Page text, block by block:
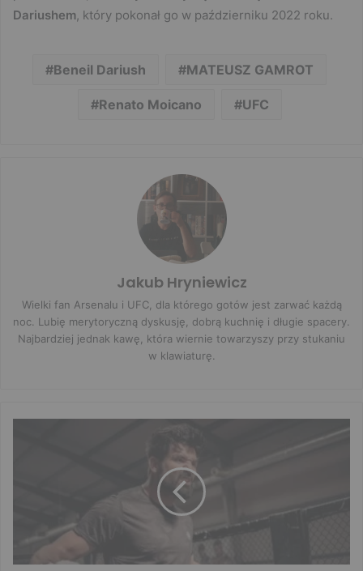
Dariushem, który pokonał go w październiku 2022 roku.
Beneil Dariush MATEUSZ GAMROT
Renato Moicano UFC
Jakub Hryniewicz
Wielki fan Arsenalu i UFC, dla którego gotów jest zarwać każdą
noc. Lubię merytoryczną dyskusję, dobrą kuchnię i długie spacery.
Najbardziej jednak kawę, która wiernie towarzyszy przy stukaniu
w klawiaturę.